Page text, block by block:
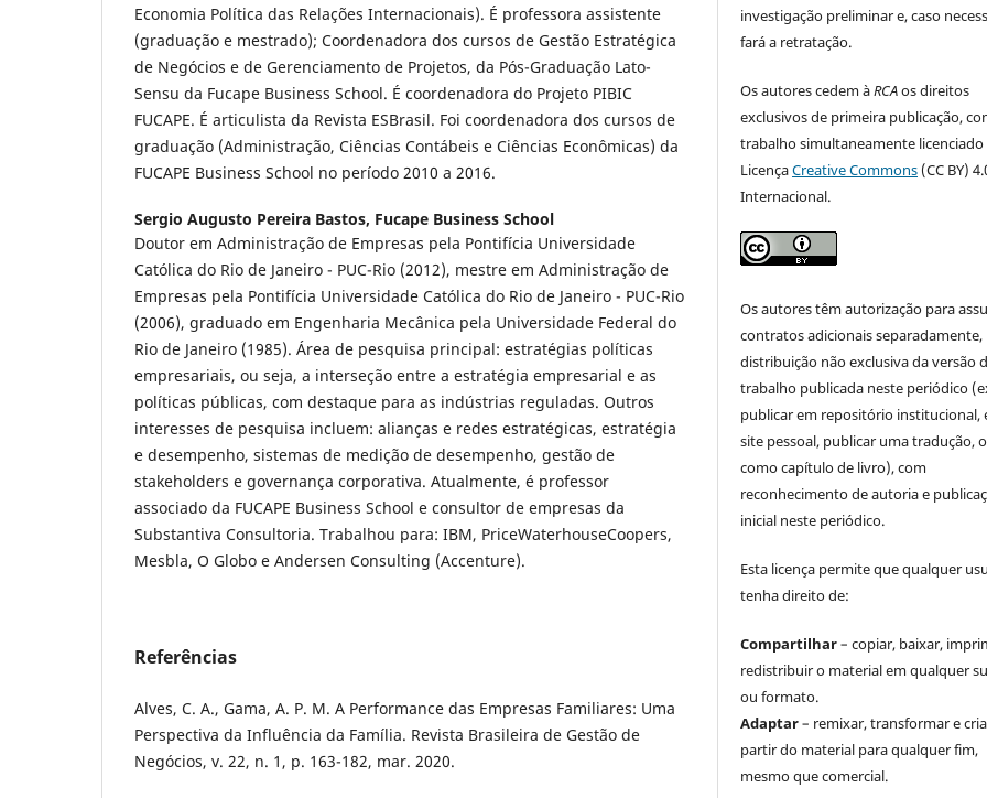
Economia Política das Relações Internacionais). É professora assistente
(graduação e mestrado); Coordenadora dos cursos de Gestão Estratégica
de Negócios e de Gerenciamento de Projetos, da Pós-Graduação Lato-
Sensu da Fucape Business School. É coordenadora do Projeto PIBIC
FUCAPE. É articulista da Revista ESBrasil. Foi coordenadora dos cursos de
graduação (Administração, Ciências Contábeis e Ciências Econômicas) da
FUCAPE Business School no período 2010 a 2016.
Sergio Augusto Pereira Bastos, Fucape Business School
Doutor em Administração de Empresas pela Pontifícia Universidade
Católica do Rio de Janeiro - PUC-Rio (2012), mestre em Administração de
Empresas pela Pontifícia Universidade Católica do Rio de Janeiro - PUC-Rio
(2006), graduado em Engenharia Mecânica pela Universidade Federal do
Rio de Janeiro (1985). Área de pesquisa principal: estratégias políticas
empresariais, ou seja, a interseção entre a estratégia empresarial e as
políticas públicas, com destaque para as indústrias reguladas. Outros
interesses de pesquisa incluem: alianças e redes estratégicas, estratégia
e desempenho, sistemas de medição de desempenho, gestão de
stakeholders e governança corporativa. Atualmente, é professor
associado da FUCAPE Business School e consultor de empresas da
Substantiva Consultoria. Trabalhou para: IBM, PriceWaterhouseCoopers,
Mesbla, O Globo e Andersen Consulting (Accenture).
Referências
Alves, C. A., Gama, A. P. M. A Performance das Empresas Familiares: Uma
Perspectiva da Influência da Família. Revista Brasileira de Gestão de
Negócios, v. 22, n. 1, p. 163-182, mar. 2020.
investigação preliminar e, caso
fará a retratação.
Os autores cedem àRCAos direitos
exclusivos de primeira publicação,
trabalho simultaneamente licenciado
LicençaCreative Commons (CC BY)
Internacional.
Os autores têm autorização para
contratos adicionais separadamente,
distribuição não exclusiva da versão
trabalho publicada neste periódico
publicar em repositório institucional,
site pessoal, publicar uma tradução,
como capítulo de livro), com
reconhecimento de autoria e
inicial neste periódico.
Esta licença permite que qualquer
tenha direito de:
Compartilhar– copiar, baixar,
redistribuir o material em qualquer
ou formato.
Adaptar– remixar, transformar e
partir do material para qualquer fim,
mesmo que comercial.